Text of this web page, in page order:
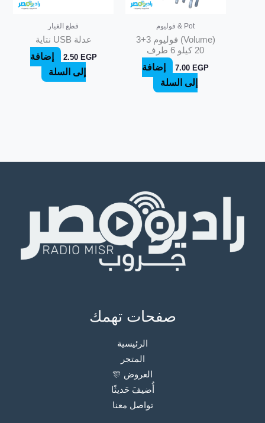
Pot & فوليوم
(Volume) فوليوم 3+3
20 كيلو 6 طرف
7.00 EGP
إضافة
إلى السلة
قطع الغيار
عدلة USB نتاية
2.50 EGP
إضافة
إلى السلة
صفحات تهمك
الرئيسية
المتجر
العروض 🎊
أُضيفَ حَديثًا
تواصل معنا